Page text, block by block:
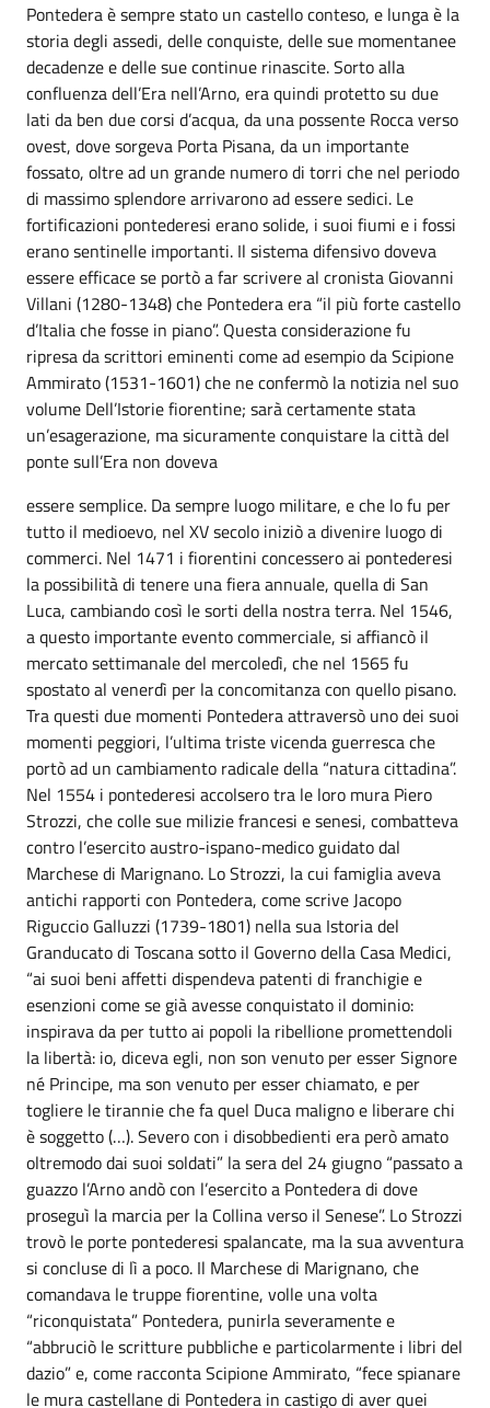
Pontedera è sempre stato un castello conteso, e lunga è la
storia degli assedi, delle conquiste, delle sue momentanee
decadenze e delle sue continue rinascite. Sorto alla
confluenza dell’Era nell’Arno, era quindi protetto su due
lati da ben due corsi d’acqua, da una possente Rocca verso
ovest, dove sorgeva Porta Pisana, da un importante
fossato, oltre ad un grande numero di torri che nel periodo
di massimo splendore arrivarono ad essere sedici. Le
fortificazioni pontederesi erano solide, i suoi fiumi e i fossi
erano sentinelle importanti. Il sistema difensivo doveva
essere efficace se portò a far scrivere al cronista Giovanni
Villani (1280-1348) che Pontedera era “il più forte castello
d’Italia che fosse in piano”. Questa considerazione fu
ripresa da scrittori eminenti come ad esempio da Scipione
Ammirato (1531-1601) che ne confermò la notizia nel suo
volume Dell’Istorie fiorentine; sarà certamente stata
un’esagerazione, ma sicuramente conquistare la città del
ponte sull’Era non doveva
essere semplice. Da sempre luogo militare, e che lo fu per
tutto il medioevo, nel XV secolo iniziò a divenire luogo di
commerci. Nel 1471 i fiorentini concessero ai pontederesi
la possibilità di tenere una fiera annuale, quella di San
Luca, cambiando così le sorti della nostra terra. Nel 1546,
a questo importante evento commerciale, si affiancò il
mercato settimanale del mercoledì, che nel 1565 fu
spostato al venerdì per la concomitanza con quello pisano.
Tra questi due momenti Pontedera attraversò uno dei suoi
momenti peggiori, l’ultima triste vicenda guerresca che
portò ad un cambiamento radicale della “natura cittadina”.
Nel 1554 i pontederesi accolsero tra le loro mura Piero
Strozzi, che colle sue milizie francesi e senesi, combatteva
contro l’esercito austro-ispano-medico guidato dal
Marchese di Marignano. Lo Strozzi, la cui famiglia aveva
antichi rapporti con Pontedera, come scrive Jacopo
Riguccio Galluzzi (1739-1801) nella sua Istoria del
Granducato di Toscana sotto il Governo della Casa Medici,
“ai suoi beni affetti dispendeva patenti di franchigie e
esenzioni come se già avesse conquistato il dominio:
inspirava da per tutto ai popoli la ribellione promettendoli
la libertà: io, diceva egli, non son venuto per esser Signore
né Principe, ma son venuto per esser chiamato, e per
togliere le tirannie che fa quel Duca maligno e liberare chi
è soggetto (…). Severo con i disobbedienti era però amato
oltremodo dai suoi soldati” la sera del 24 giugno “passato a
guazzo l’Arno andò con l’esercito a Pontedera di dove
proseguì la marcia per la Collina verso il Senese”. Lo Strozzi
trovò le porte pontederesi spalancate, ma la sua avventura
si concluse di lì a poco. Il Marchese di Marignano, che
comandava le truppe fiorentine, volle una volta
“riconquistata” Pontedera, punirla severamente e
“abbruciò le scritture pubbliche e particolarmente i libri del
dazio” e, come racconta Scipione Ammirato, “fece spianare
le mura castellane di Pontedera in castigo di aver quei